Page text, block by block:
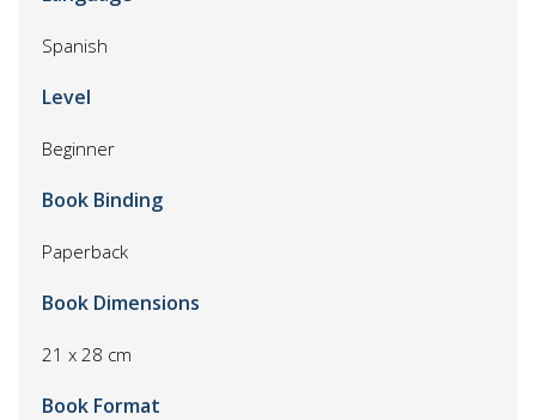
Spanish
Level
Beginner
Book Binding
Paperback
Book Dimensions
21 x 28 cm
Book Format